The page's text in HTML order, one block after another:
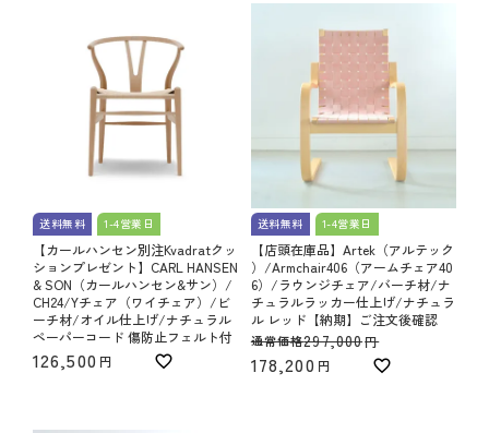
送料無料 1-4営業日
【カールハンセン別注Kvadratクッ
ションプレゼント】CARL HANSEN
& SON（カールハンセン&サン）/
CH24/Yチェア（ワイチェア）/ビ
ーチ材/オイル仕上げ/ナチュラル
ペーパーコード 傷防止フェルト付
126,500
送料無料 1-4営業日
【店頭在庫品】Artek（アルテック
）/Armchair406（アームチェア40
6）/ラウンジチェア/バーチ材/ナ
チュラルラッカー仕上げ/ナチュラ
ル レッド【納期】ご注文後確認
通常価格297,000
178,200